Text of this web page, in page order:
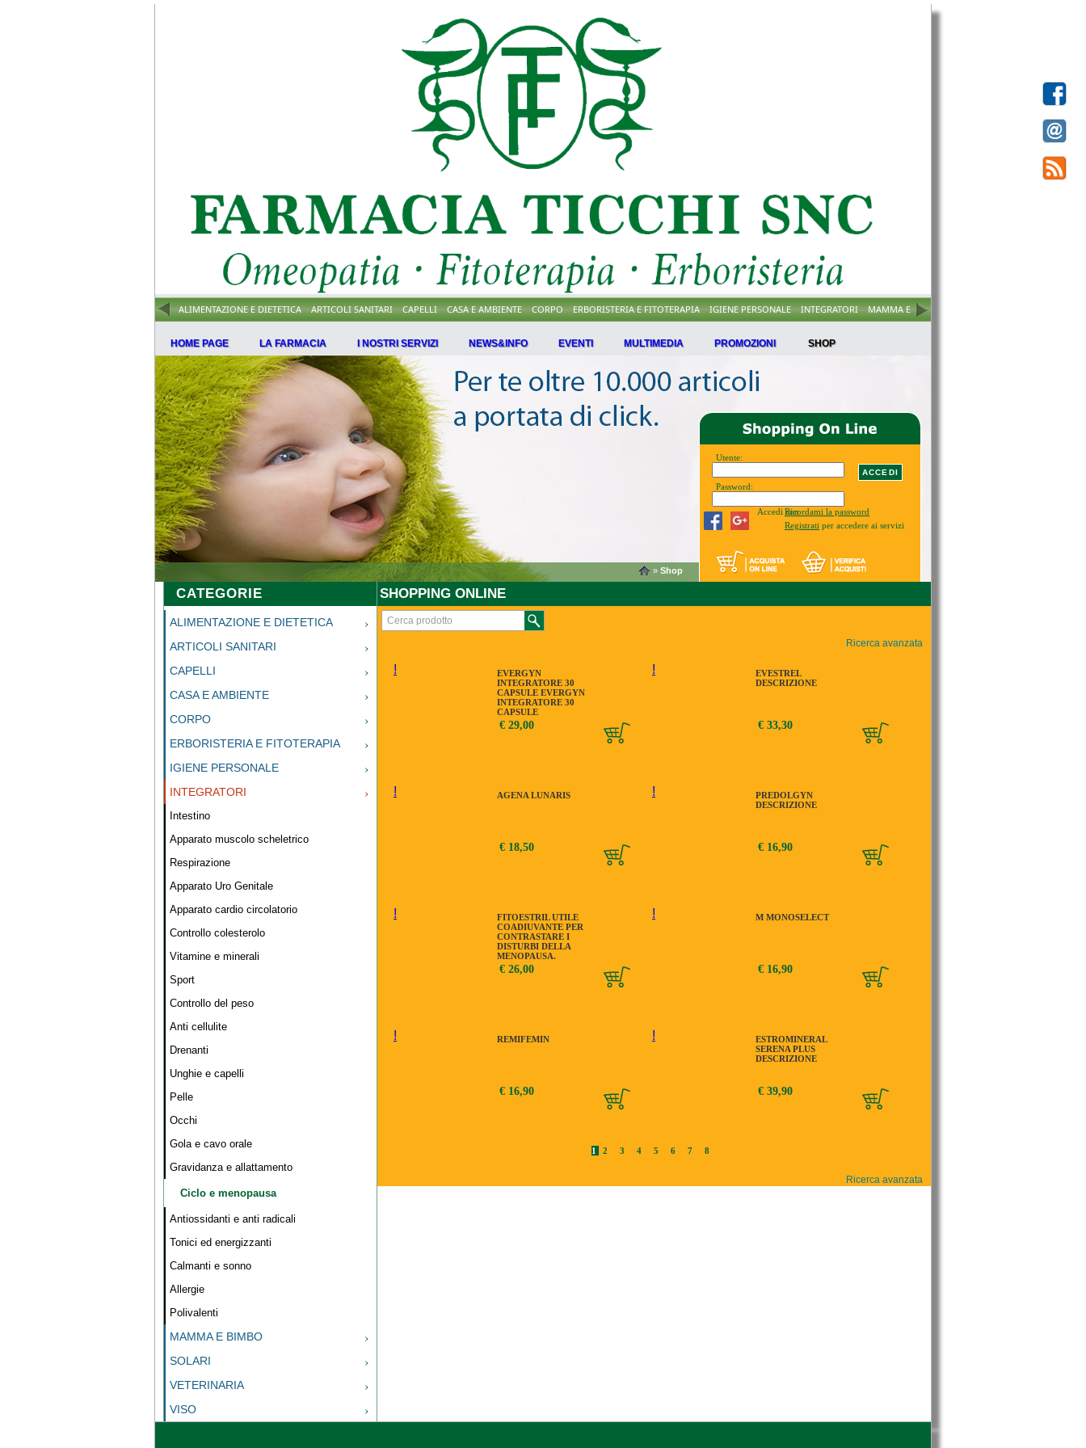
ALIMENTAZIONE E DIETETICA ARTICOLI SANITARI CAPELLI CASA E AMBIENTE CORPO ERBORISTERIA E FITOTERAPIA IGIENE PERSONALE INTEGRATORI MAMMA E BIMBO
HOME PAGE LA FARMACIA I NOSTRI SERVIZI NEWS&INFO EVENTI MULTIMEDIA PROMOZIONI SHOP
Utente:
Password:
Accedi conRicordami la password
Registrati per accedere ai servizi
» Shop
CATEGORIE
ALIMENTAZIONE E DIETETICA
ARTICOLI SANITARI
CAPELLI
CASA E AMBIENTE
CORPO
ERBORISTERIA E FITOTERAPIA
IGIENE PERSONALE
INTEGRATORI
Intestino
Apparato muscolo scheletrico
Respirazione
Apparato Uro Genitale
Apparato cardio circolatorio
Controllo colesterolo
Vitamine e minerali
Sport
Controllo del peso
Anti cellulite
Drenanti
Unghie e capelli
Pelle
Occhi
Gola e cavo orale
Gravidanza e allattamento
Ciclo e menopausa
Antiossidanti e anti radicali
Tonici ed energizzanti
Calmanti e sonno
Allergie
Polivalenti
MAMMA E BIMBO
SOLARI
VETERINARIA
VISO
SHOPPING ONLINE
Ricerca avanzata
!
EVERGYN
INTEGRATORE 30
CAPSULE EVERGYN
INTEGRATORE 30
CAPSULE
€ 29,00
!
EVESTREL
DESCRIZIONE
€ 33,30
! AGENA LUNARIS
€ 18,50
!
PREDOLGYN
DESCRIZIONE
€ 16,90
!
FITOESTRIL UTILE
COADIUVANTE PER
CONTRASTARE I
DISTURBI DELLA
MENOPAUSA.
MODALIT D'USO 1 O 2
COMPRESSE AL
€ 26,00
! M MONOSELECT
€ 16,90
! REMIFEMIN
€ 16,90
!
ESTROMINERAL
SERENA PLUS
DESCRIZIONE
€ 39,90
1 2 3 4 5 6 7 8
Ricerca avanzata